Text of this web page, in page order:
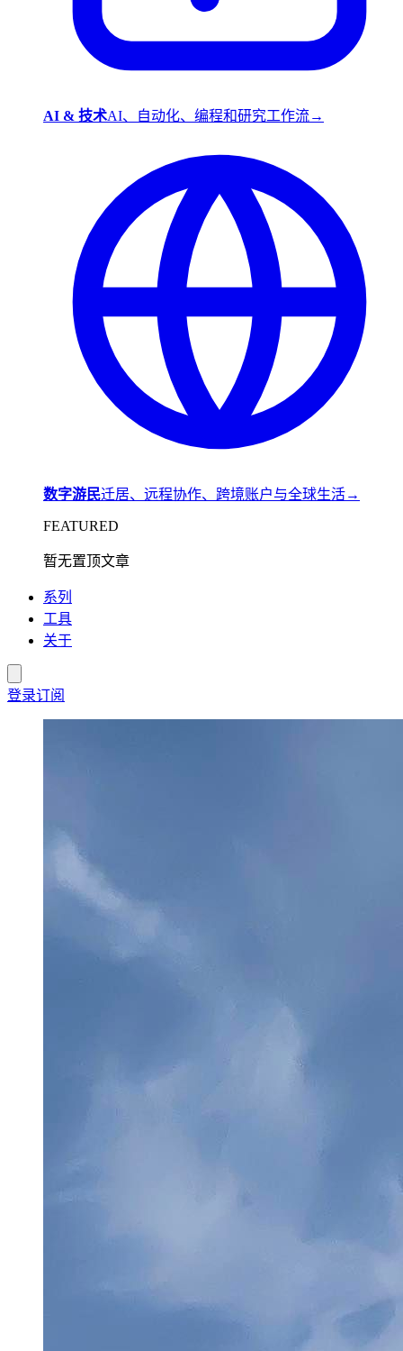
AI & 技术AI、自动化、编程和研究工作流→
数字游民迁居、远程协作、跨境账户与全球生活→
FEATURED
暂无置顶文章
系列
工具
关于
登录订阅